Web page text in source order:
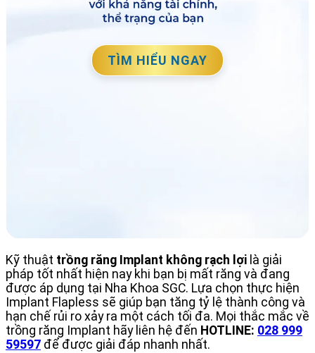
TÌM HIỂU NGAY
Kỹ thuật trồng răng Implant không rạch lợi là giải
pháp tốt nhất hiện nay khi bạn bị mất răng và đang
được áp dụng tại Nha Khoa SGC. Lựa chọn thực hiện
Implant Flapless sẽ giúp bạn tăng tỷ lệ thành công và
hạn chế rủi ro xảy ra một cách tối đa. Mọi thắc mắc về
trồng răng Implant hãy liên hệ đến HOTLINE: 028 999
59597 để được giải đáp nhanh nhất.